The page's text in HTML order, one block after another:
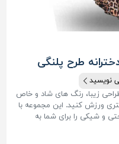
طرح پلنگی
نویسید
زیبا، رنگ های شاد و خاص
ورزش کنید. این مجموعه با
و شیکی را برای شما به